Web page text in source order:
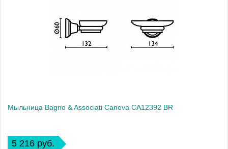
Мыльница Bagno & Associati Canova CA12392 BR
5 216 руб.